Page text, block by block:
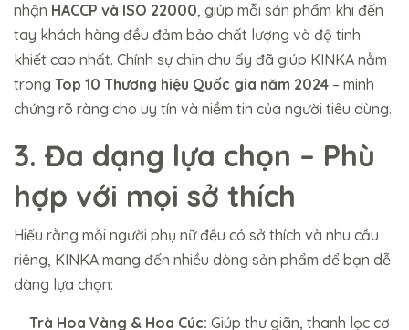
nhận HACCP và ISO 22000, giúp mỗi sản phẩm khi đến
tay khách hàng đều đảm bảo chất lượng và độ tinh
khiết cao nhất. Chính sự chỉn chu ấy đã giúp KINKA nằm
trong Top 10 Thương hiệu Quốc gia năm 2024 – minh
chứng rõ ràng cho uy tín và niềm tin của người tiêu dùng.
3. Đa dạng lựa chọn – Phù
hợp với mọi sở thích
Hiểu rằng mỗi người phụ nữ đều có sở thích và nhu cầu
riêng, KINKA mang đến nhiều dòng sản phẩm để bạn dễ
dàng lựa chọn:
Trà Hoa Vàng & Hoa Cúc: Giúp thư giãn, thanh lọc cơ